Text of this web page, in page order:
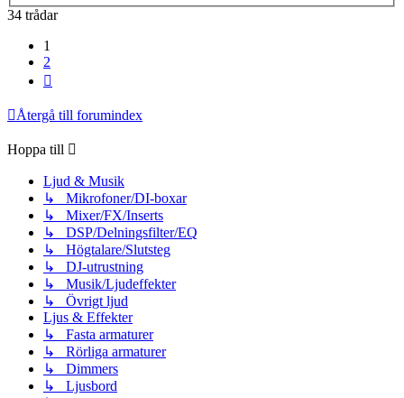
34 trådar
1
2
Återgå till forumindex
Hoppa till
Ljud & Musik
↳ Mikrofoner/DI-boxar
↳ Mixer/FX/Inserts
↳ DSP/Delningsfilter/EQ
↳ Högtalare/Slutsteg
↳ DJ-utrustning
↳ Musik/Ljudeffekter
↳ Övrigt ljud
Ljus & Effekter
↳ Fasta armaturer
↳ Rörliga armaturer
↳ Dimmers
↳ Ljusbord